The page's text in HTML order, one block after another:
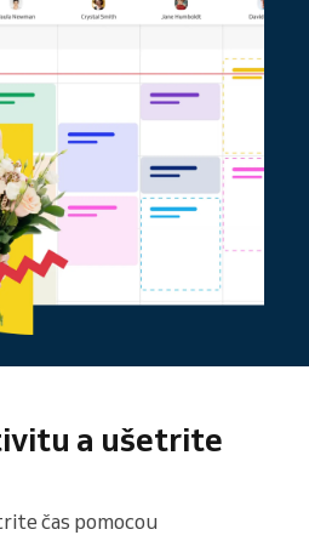
a ušetrite
čas pomocou